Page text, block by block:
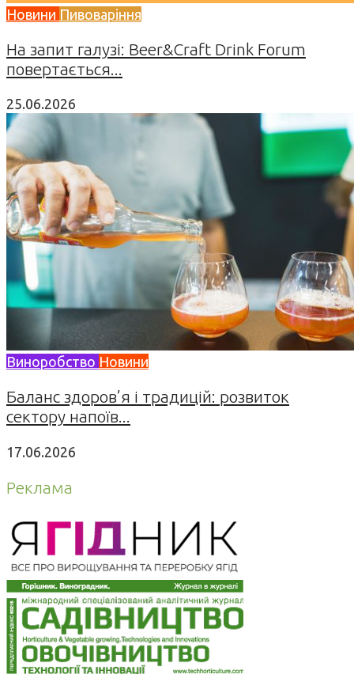
Новини Пивоваріння
На запит галузі: Beer&Craft Drink Forum
повертається...
25.06.2026
Виноробство Новини
Баланс здоров’я і традицій: розвиток
сектору напоїв...
17.06.2026
Реклама